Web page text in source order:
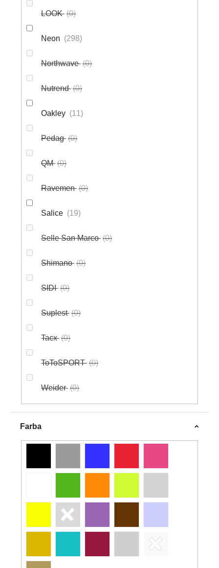
LOOK 0
Neon 298
Northwave 0
Nutrend 0
Oakley 11
Pedag 0
QM 0
Ravemen 0
Salice 19
Selle San Marco 0
Shimano 0
SIDI 0
Suplest 0
Tacx 0
ToToSPORT 0
Weider 0
Farba